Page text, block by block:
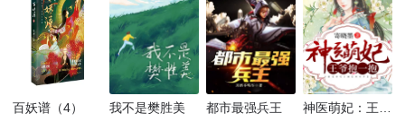
百妖谱（4） 我不是樊胜美 都市最强兵王 神医萌妃：王爷，抱一抱！